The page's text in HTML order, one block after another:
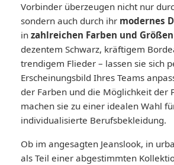
Vorbinder überzeugen nicht nur
sondern auch durch ihr modernes
in zahlreichen Farben und Größen
dezentem Schwarz, kräftigem
trendigem Flieder – lassen sie sich
Erscheinungsbild Ihres Teams
der Farben und die Möglichkeit der
machen sie zu einer idealen Wahl
individualisierte Berufsbekleidung.
Ob im angesagten Jeanslook, in
als Teil einer abgestimmten